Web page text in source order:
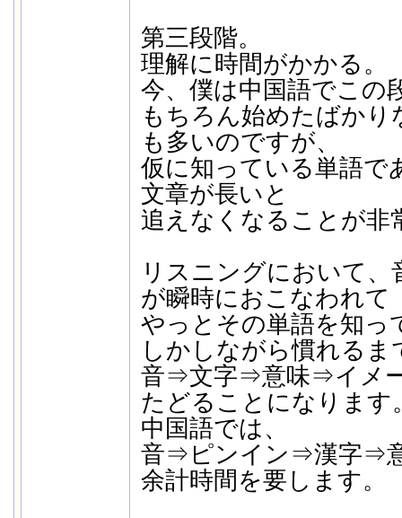
第三段階。
理解に時間がかかる。
今、僕は中国語でこの
もちろん始めたばか
も多いのですが、
仮に知っている単語で
文章が長いと
追えなくなることが非
リスニングにおいて
が瞬時におこなわれて
やっとその単語を知っ
しかしながら慣れるま
音⇒文字⇒意味⇒イメ
たどることになります
中国語では、
音⇒ピンイン⇒漢字⇒
余計時間を要します。